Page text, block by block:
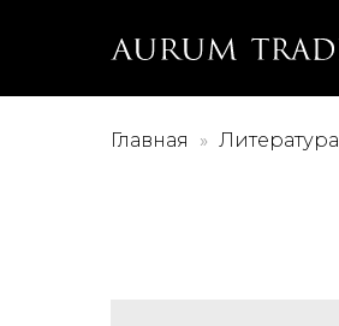
Главная Литература